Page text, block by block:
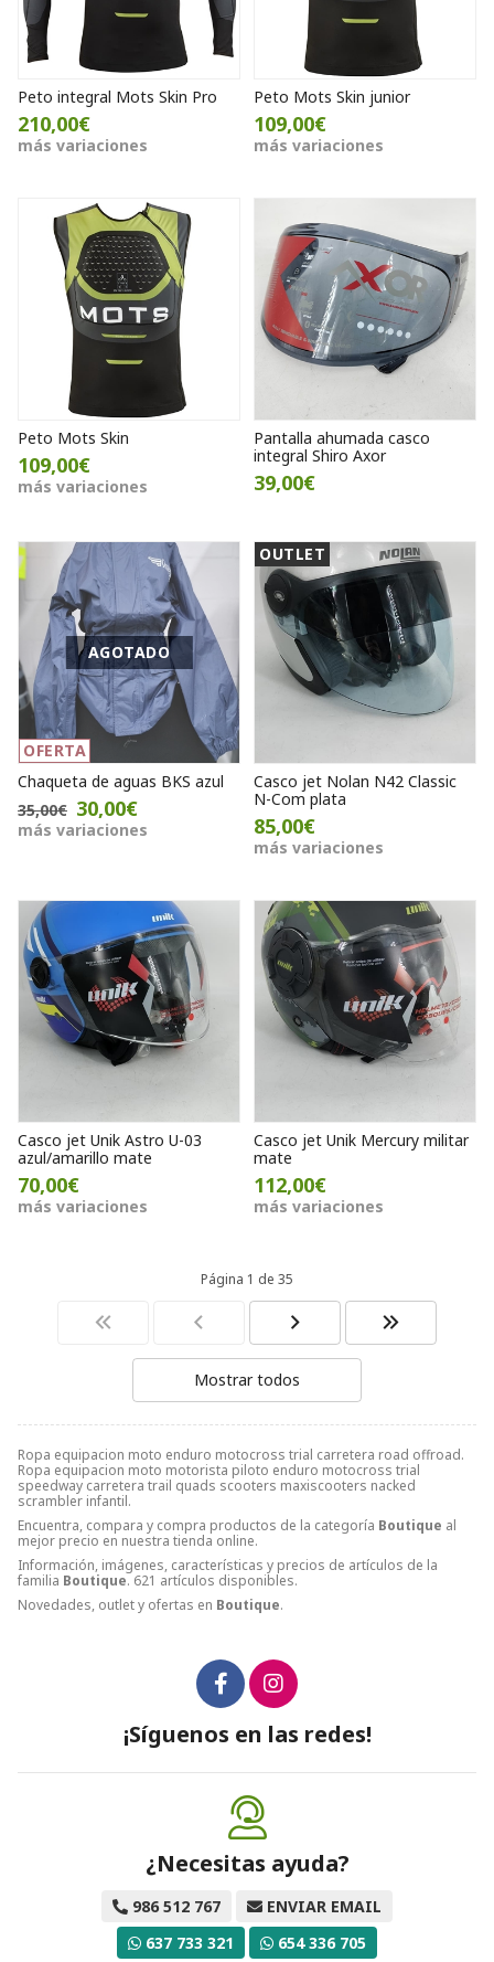
Ropa equipacion moto enduro motocross trial carretera road offroad.
Ropa equipacion moto motorista piloto enduro motocross trial
speedway carretera trail quads scooters maxiscooters nacked
scrambler infantil.
Encuentra, compara y compra productos de la categoría Boutique al
mejor precio en nuestra tienda online.
Información, imágenes, características y precios de artículos de la
familia Boutique. 621 artículos disponibles.
Novedades, outlet y ofertas en Boutique.
Peto integral Mots Skin Pro
210,00€
más variaciones
Peto Mots Skin junior
109,00€
más variaciones
Peto Mots Skin
109,00€
más variaciones
Pantalla ahumada casco
integral Shiro Axor
39,00€
OFERTA
AGOTADO
Chaqueta de aguas BKS azul
35,00€ 30,00€
más variaciones
OUTLET
Casco jet Nolan N42 Classic
N-Com plata
85,00€
más variaciones
Casco jet Unik Astro U-03
azul/amarillo mate
70,00€
más variaciones
Casco jet Unik Mercury militar
mate
112,00€
más variaciones
Página 1 de 35
Mostrar todos
¡Síguenos en las redes!
¿Necesitas ayuda?
986 512 767
ENVIAR EMAIL
637 733 321
654 336 705